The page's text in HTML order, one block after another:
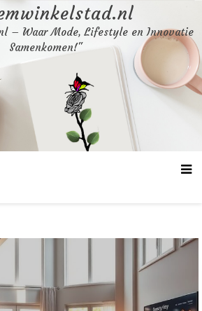
– Waar Mode, Lifestyle en Innovatie
Samenkomen!"